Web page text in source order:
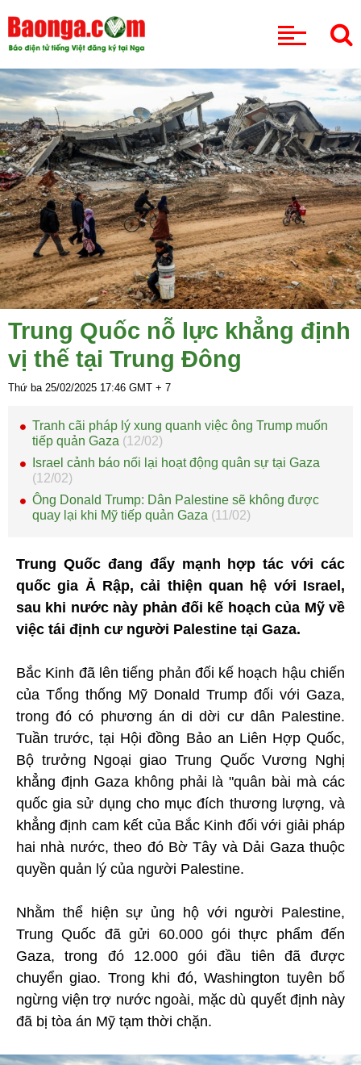
Trung Quốc nỗ lực khẳng định
vị thế tại Trung Đông
Thứ ba 25/02/2025 17:46 GMT + 7
Tranh cãi pháp lý xung quanh việc ông Trump muốn
tiếp quản Gaza (12/02)
Israel cảnh báo nối lại hoạt động quân sự tại Gaza
(12/02)
Ông Donald Trump: Dân Palestine sẽ không được
quay lại khi Mỹ tiếp quản Gaza (11/02)
Trung Quốc đang đẩy mạnh hợp tác với các
quốc gia Ả Rập, cải thiện quan hệ với Israel,
sau khi nước này phản đối kế hoạch của Mỹ về
việc tái định cư người Palestine tại Gaza.
Bắc Kinh đã lên tiếng phản đối kế hoạch hậu chiến
của Tổng thống Mỹ Donald Trump đối với Gaza,
trong đó có phương án di dời cư dân Palestine.
Tuần trước, tại Hội đồng Bảo an Liên Hợp Quốc,
Bộ trưởng Ngoại giao Trung Quốc Vương Nghị
khẳng định Gaza không phải là "quân bài mà các
quốc gia sử dụng cho mục đích thương lượng, và
khẳng định cam kết của Bắc Kinh đối với giải pháp
hai nhà nước, theo đó Bờ Tây và Dải Gaza thuộc
quyền quản lý của người Palestine.
Nhằm thể hiện sự ủng hộ với người Palestine,
Trung Quốc đã gửi 60.000 gói thực phẩm đến
Gaza, trong đó 12.000 gói đầu tiên đã được
chuyển giao. Trong khi đó, Washington tuyên bố
ngừng viện trợ nước ngoài, mặc dù quyết định này
đã bị tòa án Mỹ tạm thời chặn.